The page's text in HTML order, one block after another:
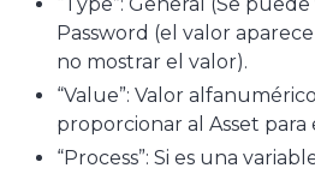
Password (el valor
no mostrar el valor).
“Value”: Valor
proporcionar al Asset para
“Process”: Si es una